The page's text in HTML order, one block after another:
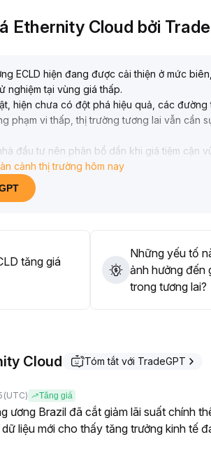
Ethernity Cloud bởi
ECLD hiện đang được cải thiện ở mức
nghiệm tại vùng giá thấp.
hiện chưa có đột phá hiệu quả, các
phạm vi thấp, thị trường tương lai vẫn cần
đầu tư nên phân bổ dần khi giá tiệm cận
mức lỗ mỗi lệnh không vượt quá 8%, chỉ
hỗ trợ, nhất thiết phải cắt lỗ, thực hiện quản
thể theo hướng phòng thủ, kiên nhẫn chờ
cảnh thị trường hôm nay
tăng giá
Những yếu tố
ảnh hưởng đến
trong tương lai?
Cloud Tóm tắt với TradeGPT
(UTC) Tăng giá
ương Brazil đã cắt giảm lãi suất chính
liệu mới cho thấy tăng trưởng kinh tế